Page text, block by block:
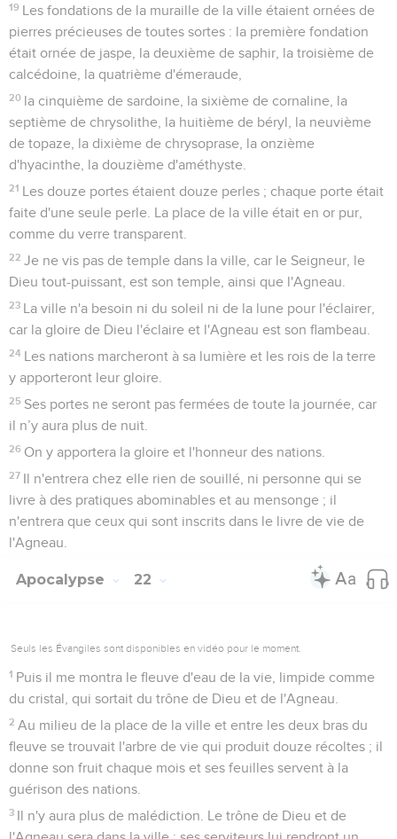
19 Les fondations de la muraille de la ville étaient ornées de
pierres précieuses de toutes sortes : la première fondation
était ornée de jaspe, la deuxième de saphir, la troisième de
calcédoine, la quatrième d'émeraude,
20 la cinquième de sardoine, la sixième de cornaline, la
septième de chrysolithe, la huitième de béryl, la neuvième
de topaze, la dixième de chrysoprase, la onzième
d'hyacinthe, la douzième d'améthyste.
21 Les douze portes étaient douze perles ; chaque porte était
faite d'une seule perle. La place de la ville était en or pur,
comme du verre transparent.
22 Je ne vis pas de temple dans la ville, car le Seigneur, le
Dieu tout-puissant, est son temple, ainsi que l'Agneau.
23 La ville n'a besoin ni du soleil ni de la lune pour l'éclairer,
car la gloire de Dieu l'éclaire et l'Agneau est son flambeau.
24 Les nations marcheront à sa lumière et les rois de la terre
y apporteront leur gloire.
25 Ses portes ne seront pas fermées de toute la journée, car
il n’y aura plus de nuit.
26 On y apportera la gloire et l'honneur des nations.
27 Il n'entrera chez elle rien de souillé, ni personne qui se
livre à des pratiques abominables et au mensonge ; il
n'entrera que ceux qui sont inscrits dans le livre de vie de
l'Agneau.
Apocalypse 22
Seuls les Évangiles sont disponibles en vidéo pour le moment.
1 Puis il me montra le fleuve d'eau de la vie, limpide comme
du cristal, qui sortait du trône de Dieu et de l'Agneau.
2 Au milieu de la place de la ville et entre les deux bras du
fleuve se trouvait l'arbre de vie qui produit douze récoltes ; il
donne son fruit chaque mois et ses feuilles servent à la
guérison des nations.
3 Il n'y aura plus de malédiction. Le trône de Dieu et de